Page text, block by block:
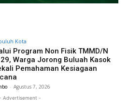
Kota
Program Non Fisik TMMD/N
Warga Jorong Buluah Kasok
Pemahaman Kesiagaan
- Agustus 7, 2026
Advertisement -